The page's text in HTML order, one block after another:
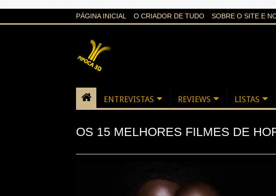
PÁGINA INICIAL O CRIADOR DE TUDO SOBRE O SITE E
ENTREVISTAS REVIEWS LISTAS
OS 15 MELHORES FILMES DE